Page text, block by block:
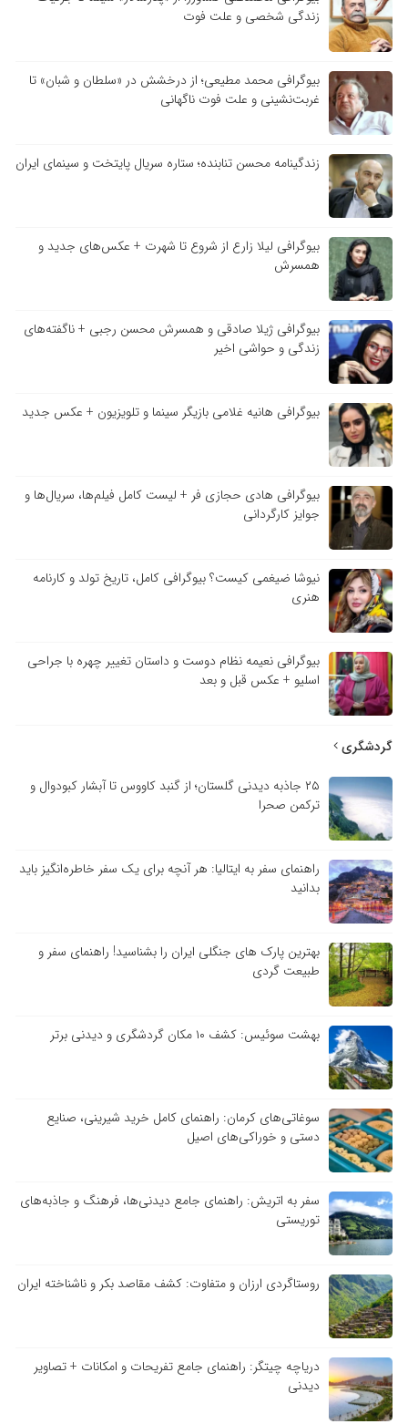
زندگی شخصی و علت فوت
بیوگرافی محمد مطیعی؛ از درخشش در «سلطان و شبان» تا
غربت‌نشینی و علت فوت ناگهانی
زندگینامه محسن تنابنده؛ ستاره سریال پایتخت و سینمای ایران
بیوگرافی لیلا زارع از شروع تا شهرت + عکس‌های جدید و
همسرش
بیوگرافی ژیلا صادقی و همسرش محسن رجبی + ناگفته‌های
زندگی و حواشی اخیر
بیوگرافی هانیه غلامی بازیگر سینما و تلویزیون + عکس جدید
بیوگرافی هادی حجازی فر + لیست کامل فیلم‌ها، سریال‌ها و
جوایز کارگردانی
نیوشا ضیغمی کیست؟ بیوگرافی کامل، تاریخ تولد و کارنامه
هنری
بیوگرافی نعیمه نظام دوست و داستان تغییر چهره با جراحی
اسلیو + عکس قبل و بعد
گردشگری
۲۵ جاذبه دیدنی گلستان؛ از گنبد کاووس تا آبشار کبودوال و
ترکمن صحرا
راهنمای سفر به ایتالیا: هر آنچه برای یک سفر خاطره‌انگیز باید
بدانید
بهترین پارک های جنگلی ایران را بشناسید! راهنمای سفر و
طبیعت گردی
بهشت سوئیس: کشف ۱۰ مکان گردشگری و دیدنی برتر
سوغاتی‌های کرمان: راهنمای کامل خرید شیرینی، صنایع
دستی و خوراکی‌های اصیل
سفر به اتریش: راهنمای جامع دیدنی‌ها، فرهنگ و جاذبه‌های
توریستی
روستاگردی ارزان و متفاوت: کشف مقاصد بکر و ناشناخته ایران
دریاچه چیتگر: راهنمای جامع تفریحات و امکانات + تصاویر
دیدنی